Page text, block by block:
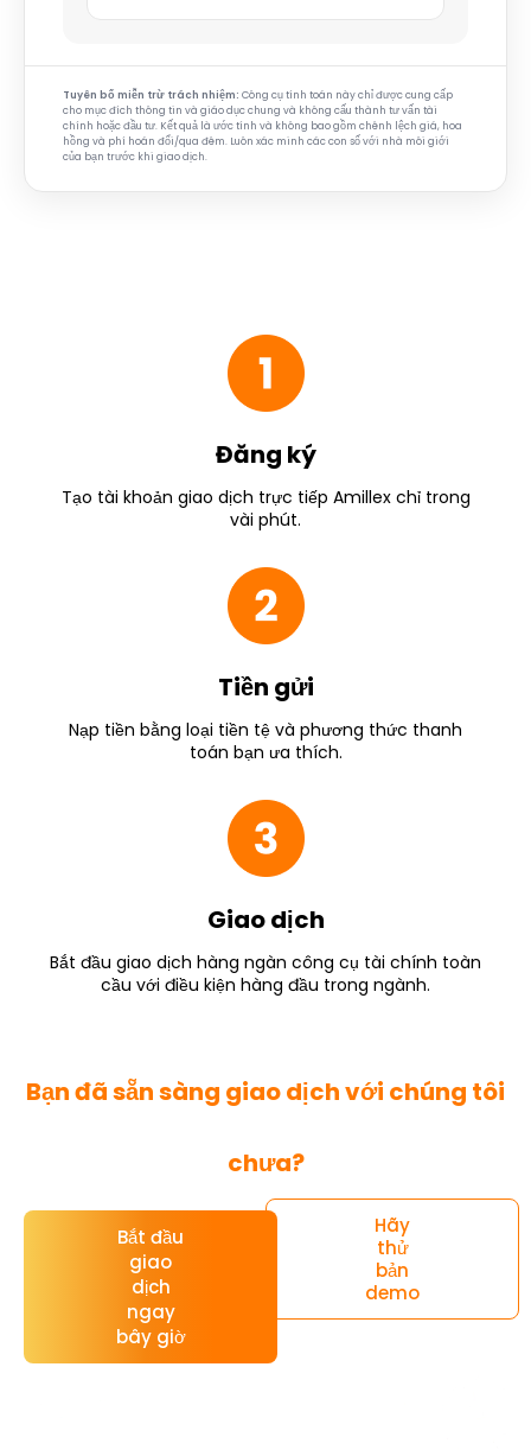
Tuyên bố miễn trừ trách nhiệm: Công cụ tính toán này chỉ được cung cấp
cho mục đích thông tin và giáo dục chung và không cấu thành tư vấn tài
chính hoặc đầu tư. Kết quả là ước tính và không bao gồm chênh lệch giá, hoa
hồng và phí hoán đổi/qua đêm. Luôn xác minh các con số với nhà môi giới
của bạn trước khi giao dịch.
Đăng ký
Tạo tài khoản giao dịch trực tiếp Amillex chỉ trong
vài phút.
Tiền gửi
Nạp tiền bằng loại tiền tệ và phương thức thanh
toán bạn ưa thích.
Giao dịch
Bắt đầu giao dịch hàng ngàn công cụ tài chính toàn
cầu với điều kiện hàng đầu trong ngành.
Bạn đã sẵn sàng giao dịch với chúng tôi
chưa?
Bắt đầu
giao
dịch
ngay
bây giờ
Hãy
thử
bản
demo